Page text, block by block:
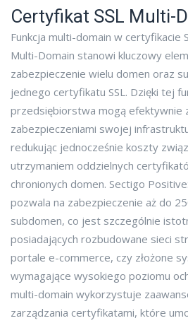
Certyfikat SSL Multi-
Funkcja multi-domain w certyfikacie
Multi-Domain stanowi kluczowy
zabezpieczenie wielu domen oraz
jednego certyfikatu SSL. Dzięki tej
przedsiębiorstwa mogą efektywnie
zabezpieczeniami swojej
redukując jednocześnie koszty
utrzymaniem oddzielnych
chronionych domen. Sectigo
pozwala na zabezpieczenie aż do
subdomen, co jest szczególnie
posiadających rozbudowane sieci
portale e-commerce, czy złożone
wymagające wysokiego poziomu
multi-domain wykorzystuje
zarządzania certyfikatami, które